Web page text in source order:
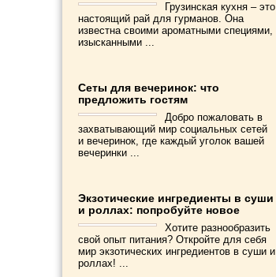
Грузинская кухня – это
настоящий рай для гурманов. Она
известна своими ароматными специями,
изысканными ...
Сеты для вечеринок: что
предложить гостям
Добро пожаловать в
захватывающий мир социальных сетей
и вечеринок, где каждый уголок вашей
вечеринки ...
Экзотические ингредиенты в суши
и роллах: попробуйте новое
Хотите разнообразить
свой опыт питания? Откройте для себя
мир экзотических ингредиентов в суши и
роллах! ...